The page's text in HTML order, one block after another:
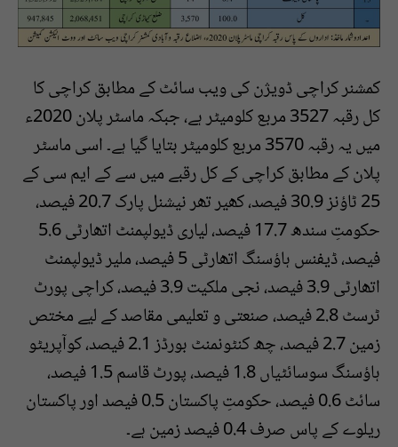
کمشنر کراچی ڈویژن کی ویب سائٹ کے مطابق کراچی کا
کل رقبہ 3527 مربع کلومیٹر ہے، جبکہ ماسٹر پلان 2020ء
میں یہ رقبہ 3570 مربع کلومیٹر بتایا گیا ہے۔ اسی ماسٹر
پلان کے مطابق کراچی کے کل رقبے میں سے کے ایم سی کے
25 ٹاؤنز 30.9 فیصد، کھیر تھر نیشنل پارک 20.7 فیصد،
حکومتِ سندھ 17.7 فیصد، لیاری ڈیولپمنٹ اتھارٹی 5.6
فیصد، ڈیفنس ہاؤسنگ اتھارٹی 5 فیصد، ملیر ڈیولپمنٹ
اتھارٹی 3.9 فیصد، نجی ملکیت 3.9 فیصد، کراچی پورٹ
ٹرسٹ 2.8 فیصد، صنعتی و تعلیمی مقاصد کے لیے مختص
زمین 2.7 فیصد، چھ کنٹونمنٹ بورڈز 2.1 فیصد، کوآپریٹو
ہاؤسنگ سوسائٹیاں 1.8 فیصد، پورٹ قاسم 1.5 فیصد،
سائٹ 0.6 فیصد، حکومتِ پاکستان 0.5 فیصد اور پاکستان
ریلوے کے پاس صرف 0.4 فیصد زمین ہے۔